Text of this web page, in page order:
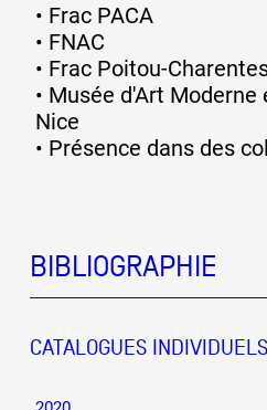
• Frac PACA
• FNAC
• Frac Poitou-
• Musée d'Art
Nice
• Présence dans des
BIBLIOGRAPHIE
CATALOGUES INDIVIDUELS